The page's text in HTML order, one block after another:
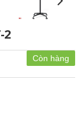
2
Còn hàng